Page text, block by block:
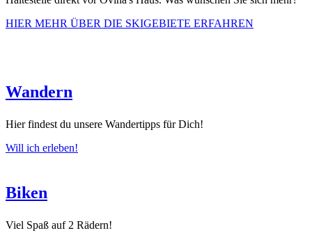
HIER MEHR ÜBER DIE SKIGEBIETE ERFAHREN
Wandern
Hier findest du unsere Wandertipps für Dich!
Will ich erleben!
Biken
Viel Spaß auf 2 Rädern!